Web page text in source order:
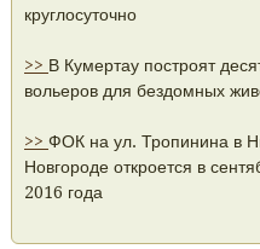
круглосуточно
>> В Кумертау построят
вольеров для бездомных
>> ФОК на ул. Тропинина в
Новгороде откроется в
2016 года